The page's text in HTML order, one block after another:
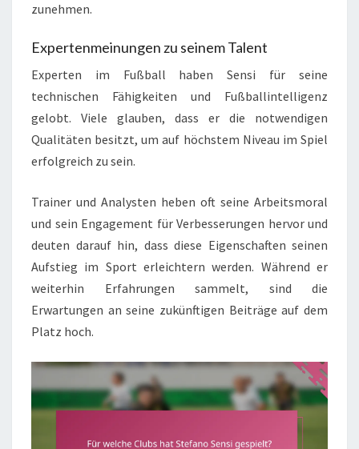
zunehmen.
Expertenmeinungen zu seinem Talent
Experten im Fußball haben Sensi für seine
technischen Fähigkeiten und Fußballintelligenz
gelobt. Viele glauben, dass er die notwendigen
Qualitäten besitzt, um auf höchstem Niveau im Spiel
erfolgreich zu sein.
Trainer und Analysten heben oft seine Arbeitsmoral
und sein Engagement für Verbesserungen hervor und
deuten darauf hin, dass diese Eigenschaften seinen
Aufstieg im Sport erleichtern werden. Während er
weiterhin Erfahrungen sammelt, sind die
Erwartungen an seine zukünftigen Beiträge auf dem
Platz hoch.